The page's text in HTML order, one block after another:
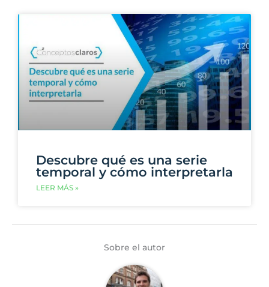
Descubre qué es una serie
temporal y cómo interpretarla
LEER MÁS »
Sobre el autor